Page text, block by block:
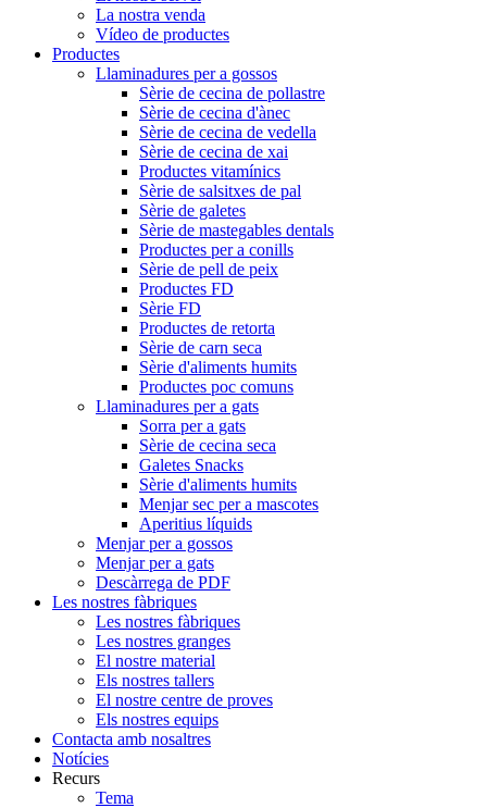
La nostra venda
Vídeo de productes
Productes
Llaminadures per a gossos
Sèrie de cecina de pollastre
Sèrie de cecina d'ànec
Sèrie de cecina de vedella
Sèrie de cecina de xai
Productes vitamínics
Sèrie de salsitxes de pal
Sèrie de galetes
Sèrie de mastegables dentals
Productes per a conills
Sèrie de pell de peix
Productes FD
Sèrie FD
Productes de retorta
Sèrie de carn seca
Sèrie d'aliments humits
Productes poc comuns
Llaminadures per a gats
Sorra per a gats
Sèrie de cecina seca
Galetes Snacks
Sèrie d'aliments humits
Menjar sec per a mascotes
Aperitius líquids
Menjar per a gossos
Menjar per a gats
Descàrrega de PDF
Les nostres fàbriques
Les nostres fàbriques
Les nostres granges
El nostre material
Els nostres tallers
El nostre centre de proves
Els nostres equips
Contacta amb nosaltres
Notícies
Recurs
Tema